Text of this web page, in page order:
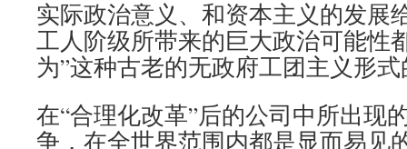
实际政治意义、和资本主义的发展
工人阶级所带来的巨大政治可能性
为”这种古老的无政府工团主义形
在“合理化改革”后的公司中所出现
争，在全世界范围内都是显而易见